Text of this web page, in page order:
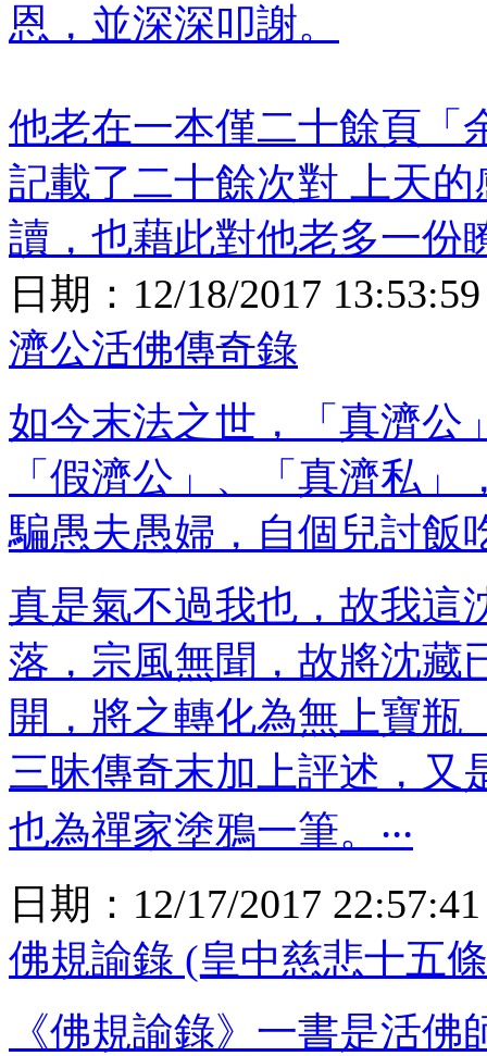
恩，並深深叩謝。
他老在一本僅二十餘頁「
記載了二十餘次對 上天
讀，也藉此對他老多一份
日期： 12/18/2017 13:53:59
濟公活佛傳奇錄
如今末法之世，「真濟公
「假濟公」、「真濟私
騙愚夫愚婦，自個兒討飯
真是氣不過我也，故我這
落，宗風無聞，故將沈藏
開，將之轉化為無上寶瓶
三昧傳奇末加上評述，又
也為禪家塗鴉一筆。‧‧‧
日期： 12/17/2017 22:57:41
佛規諭錄 (皇中慈悲十五
《佛規諭錄》一書是活